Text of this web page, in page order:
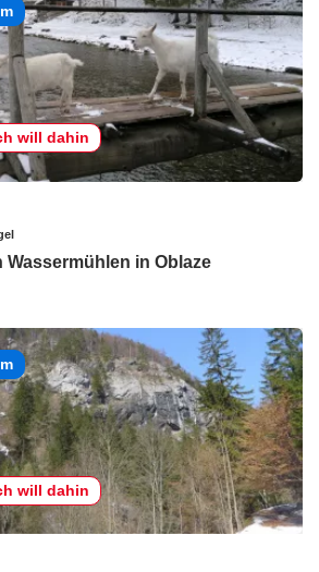
will dahin
Wassermühlen in Oblaze
will dahin